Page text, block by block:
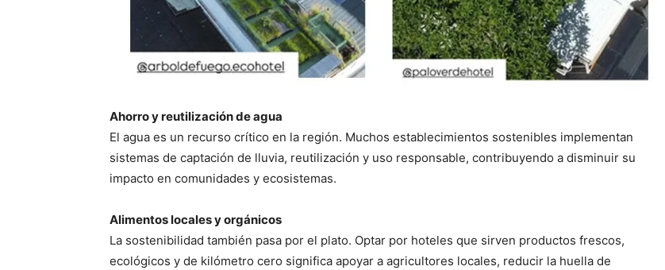
Ahorro y reutilización de agua
El agua es un recurso crítico en la región. Muchos establecimientos sostenibles implementan
sistemas de captación de lluvia, reutilización y uso responsable, contribuyendo a disminuir su
impacto en comunidades y ecosistemas.
Alimentos locales y orgánicos
La sostenibilidad también pasa por el plato. Optar por hoteles que sirven productos frescos,
ecológicos y de kilómetro cero significa apoyar a agricultores locales, reducir la huella de